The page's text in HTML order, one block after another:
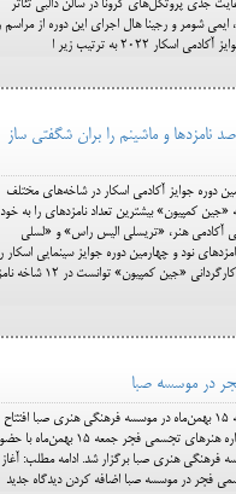
جدی پروتکل‌های کرونا در سالن دالبی تئاتر
ایمی شومر و رجینا هال اجرای این دوره از مراسم
۲۰۲۲ به ترتیب زیر ا
سگ در صد نامزدها و ماشینم را بران شگفتی ساز
دوره جوایز آکادمی اسکار در شاخه‌های مختلف
کمپیون» بیشترین تعداد نامزدهای را به خود
آکادمی هنر، «تریسلی الیس راس» و «لسلی
نود و چهارمین دوره جوایز سینمایی اسکار
اعلام کردند و فیلم «قدرت سگ» به کارگردانی «جین کمپیون»
در موسسه صبا
جشنواره هنرهای تجسمی فجر جمعه ۱۵ بهمن‌ماه در موسسه فرهنگی هنری صبا افتتاح
شد. مراسم افتتاحیه چهاردهمین جشنواره هنرهای تجسمی فجر جمعه ۱۵
فرهنگی هنری صبا برگزار شد. ادامه مطلب: آغاز
فجر در موسسه صبا اضافه کردن دیدگاه جدید